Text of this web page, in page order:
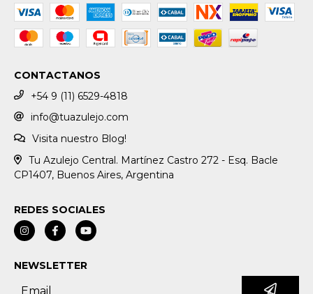
CONTACTANOS
+54 9 (11) 6529-4818
info@tuazulejo.com
Visita nuestro Blog!
Tu Azulejo Central. Martínez Castro 272 - Esq. Bacle
CP1407, Buenos Aires, Argentina
REDES SOCIALES
NEWSLETTER